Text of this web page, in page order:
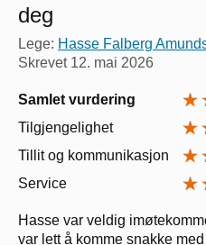
deg
Lege: Hasse Falberg
Skrevet 12. mai 2026
Samlet vurdering
Tilgjengelighet
Tillit og kommunikasjon
Service
Hasse var veldig
var lett å komme snakke